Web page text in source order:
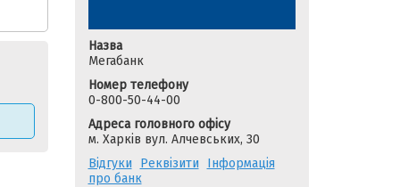
Назва
Мегабанк
Номер телефону
0-800-50-44-00
Адреса головного офісу
м. Харків вул. Алчевських, 30
Відгуки
Реквізити
Інформація
про банк